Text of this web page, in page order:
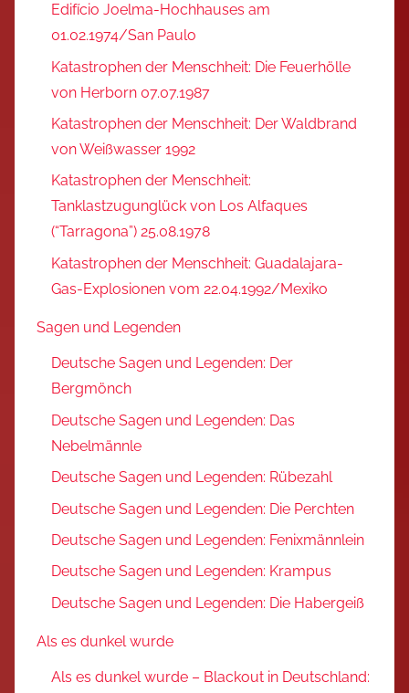
Edifício Joelma-Hochhauses am
01.02.1974/San Paulo
Katastrophen der Menschheit: Die Feuerhölle
von Herborn 07.07.1987
Katastrophen der Menschheit: Der Waldbrand
von Weißwasser 1992
Katastrophen der Menschheit:
Tanklastzugunglück von Los Alfaques
(“Tarragona”) 25.08.1978
Katastrophen der Menschheit: Guadalajara-
Gas-Explosionen vom 22.04.1992/Mexiko
Sagen und Legenden
Deutsche Sagen und Legenden: Der
Bergmönch
Deutsche Sagen und Legenden: Das
Nebelmännle
Deutsche Sagen und Legenden: Rübezahl
Deutsche Sagen und Legenden: Die Perchten
Deutsche Sagen und Legenden: Fenixmännlein
Deutsche Sagen und Legenden: Krampus
Deutsche Sagen und Legenden: Die Habergeiß
Als es dunkel wurde
Als es dunkel wurde – Blackout in Deutschland: